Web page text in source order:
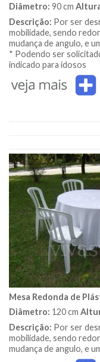
Diâmetro: 90 cm
Descrição: Por ser
mobilidade, sendo
mudança de angulo, e
* Podendo ser
indicado para idosos
Mesa Redonda de
Diâmetro: 120 cm
Descrição: Por ser
mobilidade, sendo
mudança de angulo, e